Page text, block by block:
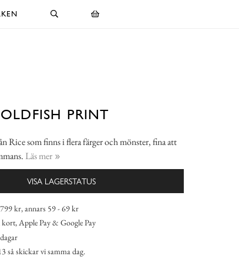
PRINT
Rice som finns i flera färger och mönster, fina att
Läs mer
VISA LAGERSTATUS
kr, annars 59 - 69 kr
Apple Pay & Google Pay
så skickar vi samma dag.